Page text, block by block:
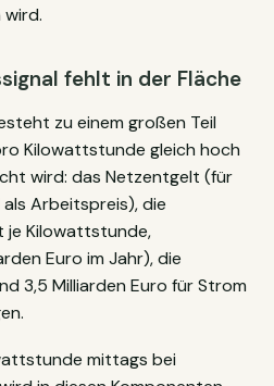
fehlt in der Fläche
zu einem großen Teil
Kilowattstunde gleich hoch
wird: das Netzentgelt (für
Arbeitspreis), die
je Kilowattstunde,
Euro im Jahr), die
3,5 Milliarden Euro für Strom
mittags bei